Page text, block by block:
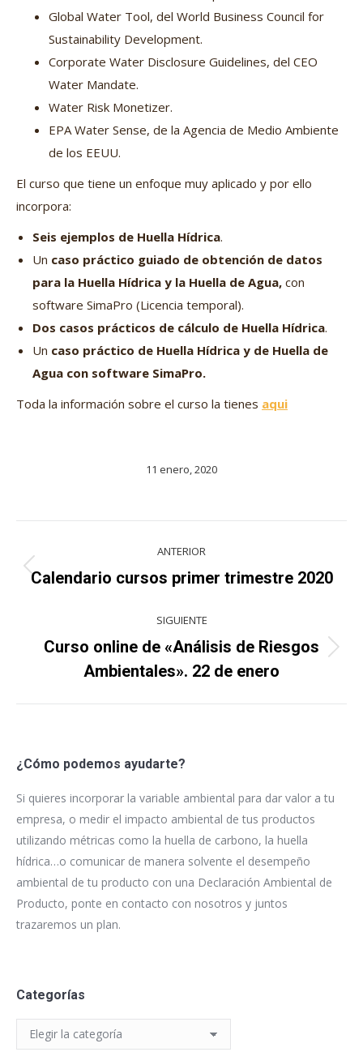
Global Water Tool, del World Business Council for
Sustainability Development.
Corporate Water Disclosure Guidelines, del CEO
Water Mandate.
Water Risk Monetizer.
EPA Water Sense, de la Agencia de Medio Ambiente
de los EEUU.
El curso que tiene un enfoque muy aplicado y por ello
incorpora:
Seis ejemplos de Huella Hídrica.
Un caso práctico guiado de obtención de datos
para la Huella Hídrica y la Huella de Agua, con
software SimaPro (Licencia temporal).
Dos casos prácticos de cálculo de Huella Hídrica.
Un caso práctico de Huella Hídrica y de Huella de
Agua con software SimaPro.
Toda la información sobre el curso la tienes aqui
11 enero, 2020
entre
ANTERIOR
Proyecto
Calendario cursos primer trimestre 2020
SIGUIENTE
Proyecto
siguiente
Curso online de «Análisis de Riesgos
Ambientales». 22 de enero
¿Cómo podemos ayudarte?
Si quieres incorporar la variable ambiental para dar valor a tu
empresa, o medir el impacto ambiental de tus productos
utilizando métricas como la huella de carbono, la huella
hídrica…o comunicar de manera solvente el desempeño
ambiental de tu producto con una Declaración Ambiental de
Producto, ponte en contacto con nosotros y juntos
trazaremos un plan.
Categorías
Categorías